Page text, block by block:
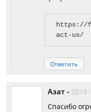
https://
act-us/
Ответить
Азат -
Спасибо